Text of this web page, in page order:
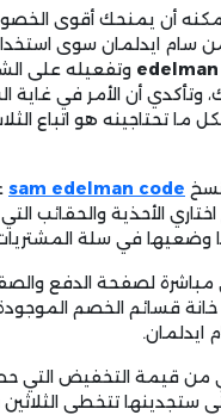
أن يمنحك أقوى
سام ايدلمان سوى
وتفعيله على
وتأكدي أن الأمر في غاية
ما تحتاجينه هو اتباع
sam edelman code
الأحذية والحقائب
وضعيها في سلة
مباشرة لصفحة الدفع
خانة قسائم الخصم
ايدلمان.
من قيمة التخفيض التي
ستجدينها تتخطى الثلاثين